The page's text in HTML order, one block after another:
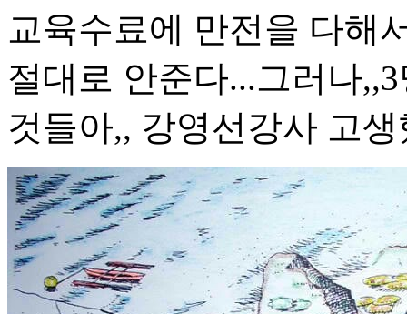
교육수료에 만전을 다해
절대로 안준다...그러나
것들아,, 강영선강사 고생